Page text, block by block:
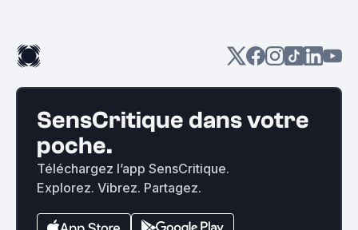
SensCritique dans votre
poche.
Téléchargez l’app SensCritique.
Explorez. Vibrez. Partagez.